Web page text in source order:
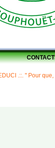
.::. " Pour que,